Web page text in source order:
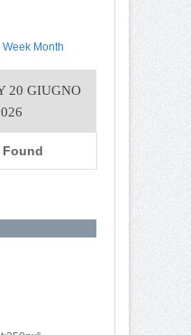
Week Month
20 GIUGNO
Found